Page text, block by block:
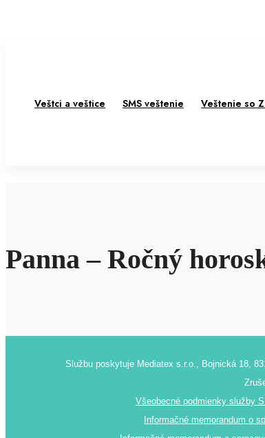
Veštci a veštice SMS veštenie Veštenie so
Panna – Ročný
Službu poskytuje Mediatex s.r.o., Bojnická 18,
Všeobecné podmienky služby
Informačné memorandum o